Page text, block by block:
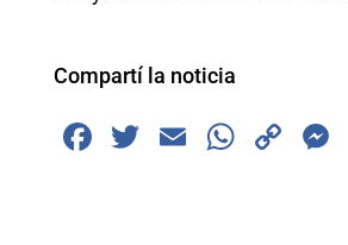
Compartí la noticia
F
T
E
W
C